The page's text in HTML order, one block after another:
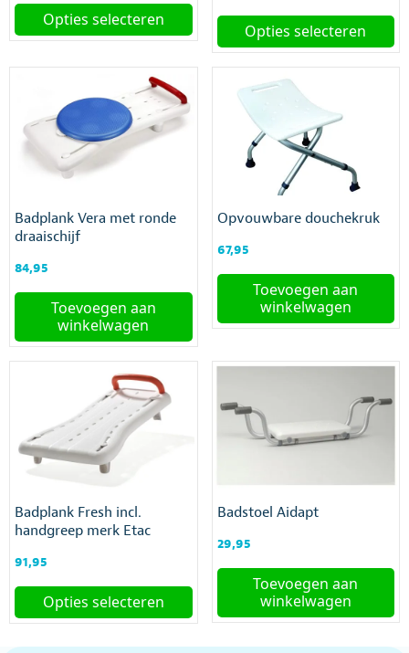
Opties selecteren
Dit
variaties.
Deze
optie
op
de
productpagina
Opties selecteren
Dit
heeft
meerdere
variaties.
optie
worden
de
productpagina
Badplank Vera met ronde
draaischijf
84,95
Toevoegen aan
winkelwagen
Opvouwbare douchekruk
67,95
Toevoegen aan
winkelwagen
Badplank Fresh incl.
handgreep merk Etac
91,95
Opties selecteren
Dit
product
Badstoel Aidapt
29,95
Toevoegen aan
winkelwagen